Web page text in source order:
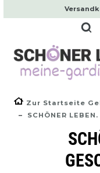
Zur Startseite
SCHÖNER